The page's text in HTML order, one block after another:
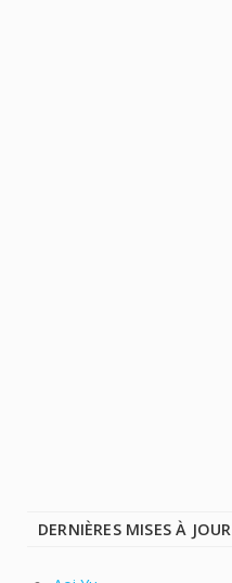
DERNIÈRES MISES À JOUR